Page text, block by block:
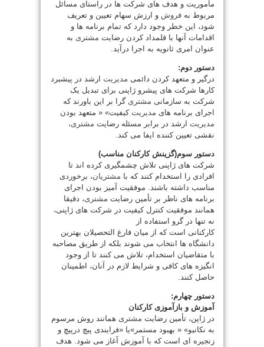
مأموریت و هدف های شرکت ها در راستای مسائل
مربوط به فروش و ارزش سهام تعیین و تعریف
شود، این خطر وجود دارد که تمام برنامه ها و
اقدامات آنها با قلمداد کردن رضایت مشتری به
عنوان امری ثانویه به اجرا درآید.
دستور دوم:
درگیر و متعهد کردن دائمی مدیریت ارشد در پیشبرد
کارها شرکت های پیشرو ژاپنی برای تبدیل یک
شرکت به سازمانی مشتری گرا بر این باورند که
اجرای برنامه های مدیریت کیفیت» « متعهد بودن
مدیریت ارشد در برابر مسئله رضایت مشتری،
نقشی تعیین کننده ایفا می کند.
دستور سوم(گزینش کارکنان مناسب)
شرکت های ژاپنی تلاش چشمگیری کرده اند تا
افرادی را استخدام کنند که با مشتریان، برخوردی
مناسب داشته باشند. موفقیت آمیز بودن اجرای
برنامه های ناظر بر تأمین رضایت مشتری، دقیقا
همانند موفقیت کنترل کیفیت در شرکت های ژاپنی،
نه تنها در گرو استفاده از
کارکنانی است که از میان فارغ التحصیلان بهترین
دانشگاه ها انتخاب می شوند بلکه از طریق مصاحبه
با متقاضیان استخدام، تلاش می کنند تا از وجود
انگیزه های کافی و شرایط لازم در آنان، اطمینان
حاصل کنند.
دستور چهارم:
آموزش و بازآموزی کارکنان
در ژاپن، تأمین رضایت مشتری همانند روش مرسوم
به نکانیو» « بهبود مستمر»یا «فرایندی پیچ درپیچ و
زنجیره ای است که با آموزش آغاز می شود. هدف